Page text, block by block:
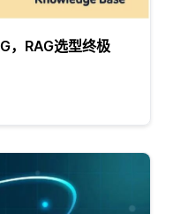
，RAG选型终极